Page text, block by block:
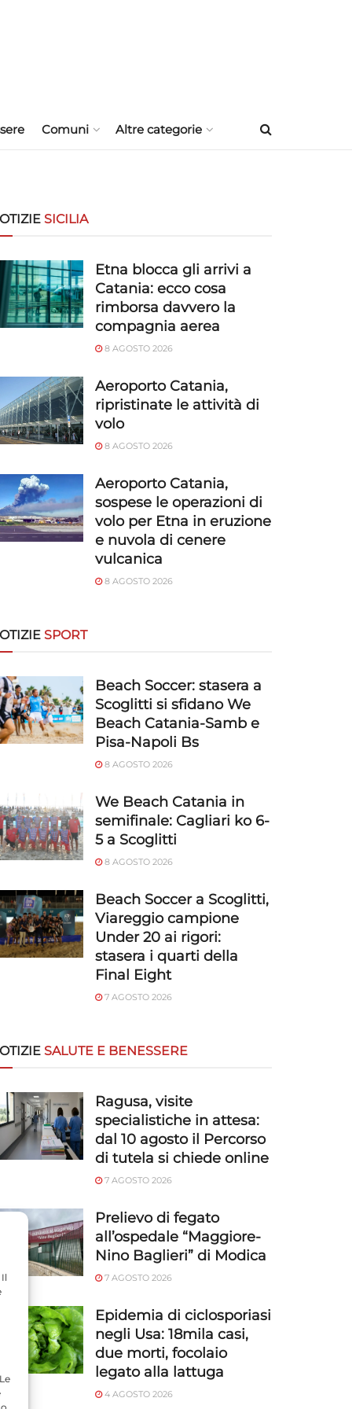
Comuni Altre categorie
SICILIA
Etna blocca gli arrivi a
Catania: ecco cosa
rimborsa davvero la
compagnia aerea
8 AGOSTO 2026
Aeroporto Catania,
ripristinate le attività di
volo
8 AGOSTO 2026
Aeroporto Catania,
sospese le operazioni di
volo per Etna in eruzione
e nuvola di cenere
vulcanica
8 AGOSTO 2026
SPORT
Beach Soccer: stasera a
Scoglitti si sfidano We
Beach Catania-Samb e
Pisa-Napoli Bs
8 AGOSTO 2026
We Beach Catania in
semifinale: Cagliari ko 6-
5 a Scoglitti
8 AGOSTO 2026
Beach Soccer a Scoglitti,
Viareggio campione
Under 20 ai rigori:
stasera i quarti della
Final Eight
7 AGOSTO 2026
SALUTE E BENESSERE
Ragusa, visite
specialistiche in attesa:
dal 10 agosto il Percorso
di tutela si chiede online
7 AGOSTO 2026
Prelievo di fegato
all’ospedale “Maggiore-
Nino Baglieri” di Modica
7 AGOSTO 2026
Epidemia di ciclosporiasi
negli Usa: 18mila casi,
due morti, focolaio
legato alla lattuga
4 AGOSTO 2026